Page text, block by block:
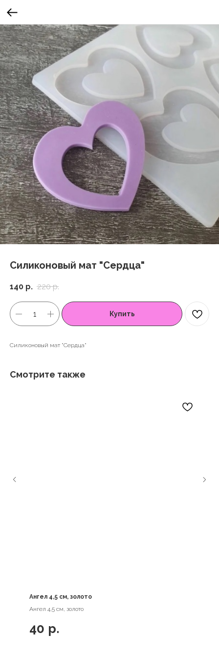
Силиконовый мат "Сердца"
140 р. 220 р.
Купить
Силиконовый мат "Сердца"
Смотрите также
Ангел 4,5 см, золото
Ангел 4,5 см, золото
40 р.